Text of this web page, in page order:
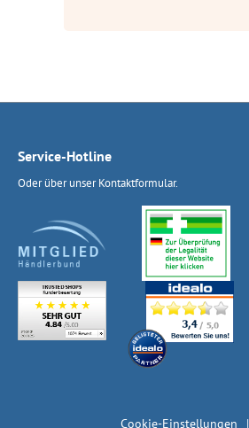
Service-Hotline
Oder über unserKontaktformular.
Cookie-Einstellungen